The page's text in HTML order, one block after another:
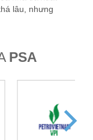
lâu, nhưng
PSA